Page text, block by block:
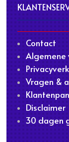
Contact
Algemene
Vragen &
Disclaimer
30 dagen